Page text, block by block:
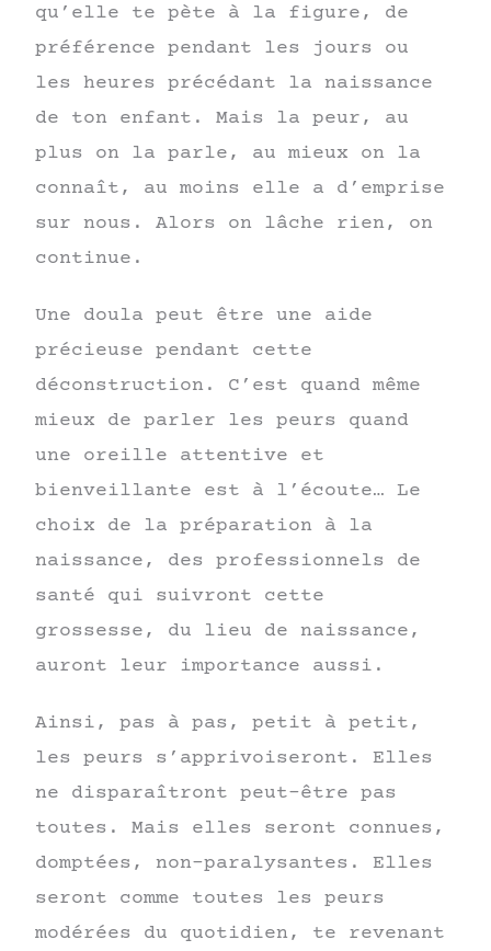
qu’elle te pète à la figure, de
préférence pendant les jours ou
les heures précédant la naissance
de ton enfant. Mais la peur, au
plus on la parle, au mieux on la
connaît, au moins elle a d’emprise
sur nous. Alors on lâche rien, on
continue.
Une doula peut être une aide
précieuse pendant cette
déconstruction. C’est quand même
mieux de parler les peurs quand
une oreille attentive et
bienveillante est à l’écoute… Le
choix de la préparation à la
naissance, des professionnels de
santé qui suivront cette
grossesse, du lieu de naissance,
auront leur importance aussi.
Ainsi, pas à pas, petit à petit,
les peurs s’apprivoiseront. Elles
ne disparaîtront peut-être pas
toutes. Mais elles seront connues,
domptées, non-paralysantes. Elles
seront comme toutes les peurs
modérées du quotidien, te revenant